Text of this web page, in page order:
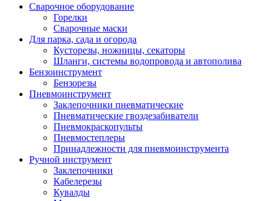
Сварочное оборудование
Горелки
Сварочные маски
Для парка, сада и огорода
Кусторезы, ножницы, секаторы
Шланги, системы водопровода и автополива
Бензоинструмент
Бензорезы
Пневмоинструмент
Заклепочники пневматические
Пневматические гвоздезабиватели
Пневмокраскопульты
Пневмостеплеры
Принадлежности для пневмоинструмента
Ручной инструмент
Заклепочники
Кабелерезы
Кувалды